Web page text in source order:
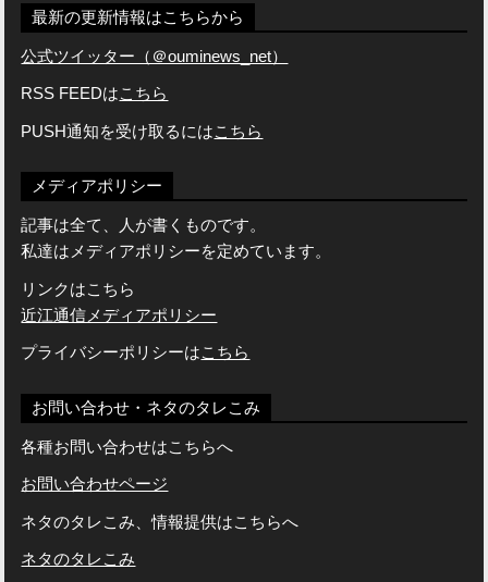
最新の更新情報はこちらから
公式ツイッター（＠ouminews_net）
RSS FEEDはこちら
PUSH通知を受け取るにはこちら
メディアポリシー
記事は全て、人が書くものです。
私達はメディアポリシーを定めています。
リンクはこちら
近江通信メディアポリシー
プライバシーポリシーはこちら
お問い合わせ・ネタのタレこみ
各種お問い合わせはこちらへ
お問い合わせページ
ネタのタレこみ、情報提供はこちらへ
ネタのタレこみ